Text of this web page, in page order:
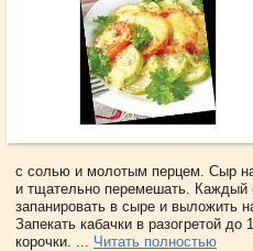
с солью и молотым перцем. Сыр
и тщательно перемешать. Каждый
запанировать в сыре и выложить
Запекать кабачки в разогретой
корочки. ... Читать полностью